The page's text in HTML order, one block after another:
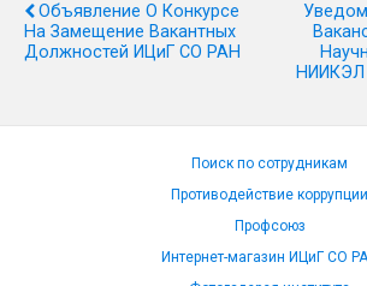
Объявление О Конкурсе
На Замещение Вакантных
Должностей ИЦиГ СО РАН
НИИКЭЛ
Поиск по сотрудникам
Противодействие коррупции
Профсоюз
Интернет-магазин ИЦиГ СО